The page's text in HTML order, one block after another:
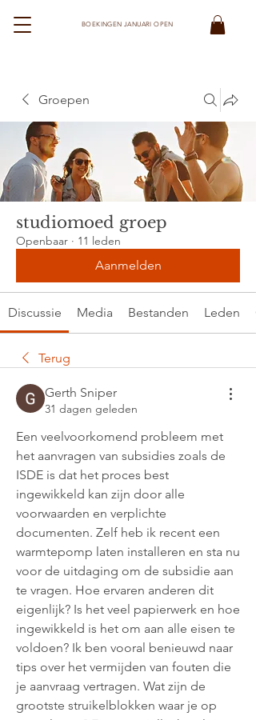
BOEKINGEN JANUARI OPEN
Groepen
studiomoed groep
Openbaar · 11 leden
Aanmelden
Discussie Media Bestanden Leden
Terug
Gerth Sniper
31 dagen geleden
Een veelvoorkomend probleem met
het aanvragen van subsidies zoals de
ISDE is dat het proces best
ingewikkeld kan zijn door alle
voorwaarden en verplichte
documenten. Zelf heb ik recent een
warmtepomp laten installeren en sta nu
voor de uitdaging om de subsidie aan
te vragen. Hoe ervaren anderen dit
eigenlijk? Is het veel papierwerk en hoe
ingewikkeld is het om aan alle eisen te
voldoen? Ik ben vooral benieuwd naar
tips over het vermijden van fouten die
je aanvraag vertragen. Wat zijn de
grootste struikelblokken waar je op